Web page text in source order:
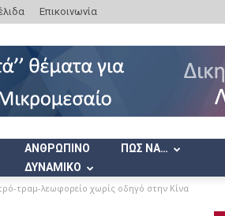
Επικοινωνία
ΑΝΘΡΩΠΙΝΟ
ΔΥΝΑΜΙΚΟ
ΠΩΣ ΝΑ…
τραμ-λεωφορείο χωρίς οδηγό στην Κίνα